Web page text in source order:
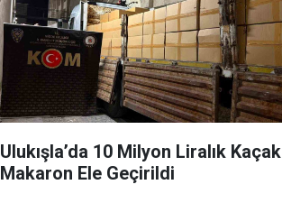
Ulukışla’da 10 Milyon Liralık Kaçak
Makaron Ele Geçirildi